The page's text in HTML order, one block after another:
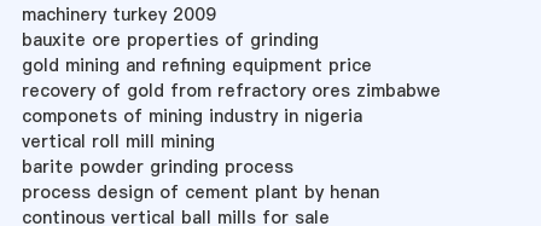
machinery turkey 2009
bauxite ore properties of grinding
gold mining and refining equipment price
recovery of gold from refractory ores zimbabwe
componets of mining industry in nigeria
vertical roll mill mining
barite powder grinding process
process design of cement plant by henan
continous vertical ball mills for sale